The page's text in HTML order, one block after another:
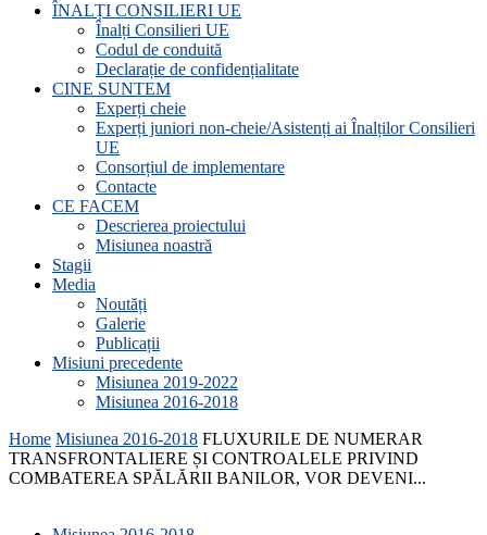
ÎNALȚI CONSILIERI UE
Înalți Consilieri UE
Codul de conduită
Declarație de confidențialitate
CINE SUNTEM
Experți cheie
Experți juniori non-cheie/Asistenți ai Înalților Consilieri
UE
Consorțiul de implementare
Contacte
CE FACEM
Descrierea proiectului
Misiunea noastră
Stagii
Media
Noutăți
Galerie
Publicații
Misiuni precedente
Misiunea 2019-2022
Misiunea 2016-2018
Home Misiunea 2016-2018 FLUXURILE DE NUMERAR
TRANSFRONTALIERE ȘI CONTROALELE PRIVIND
COMBATEREA SPĂLĂRII BANILOR, VOR DEVENI...